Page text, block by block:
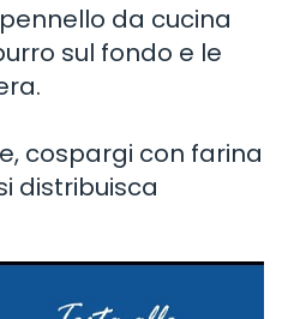
da cucina
sul fondo e le
cospargi con farina
distribuisca